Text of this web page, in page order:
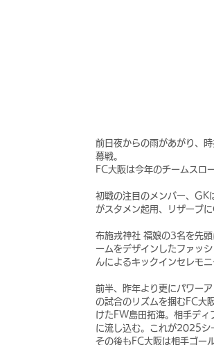
前日夜からの雨があがり、
幕戦。
FC大阪は今年のチームスロ
初戦の注目のメンバー、GK
がスタメン起用、リザーブ
布施戎神社 福娘の3名を先
ームをデザインしたファッ
んによるキックインセレモ
前半、昨年より更にパワー
の試合のリズムを掴むFC大
けたFW島田拓海。相手ディ
に流し込む。これが2025シ
その後もFC大阪は相手ゴー